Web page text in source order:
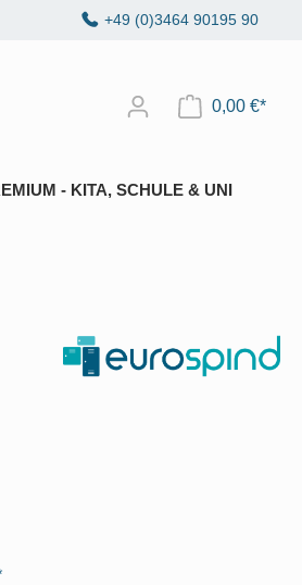
+49 (0)3464 90195 90
0,00 €*
- KITA, SCHULE & UNI